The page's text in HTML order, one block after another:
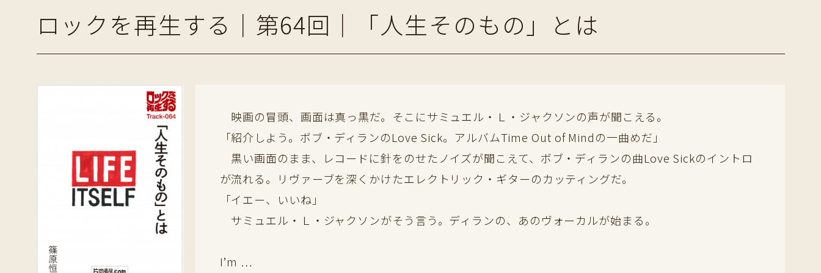
ロックを再生する｜第64回｜「人生そのもの」とは
映画の冒頭、画面は真っ黒だ。そこにサミュエル・Ｌ・ジャクソンの声が聞こえる。
「紹介しよう。ボブ・ディランのLove Sick。アルバムTime Out of Mindの一曲めだ」
黒い画面のまま、レコードに針をのせたノイズが聞こえて、ボブ・ディランの曲Love Sickのイントロ
が流れる。リヴァーブを深くかけたエレクトリック・ギターのカッティングだ。
「イエー、いいね」
サミュエル・Ｌ・ジャクソンがそう言う。ディランの、あのヴォーカルが始まる。
I’m …